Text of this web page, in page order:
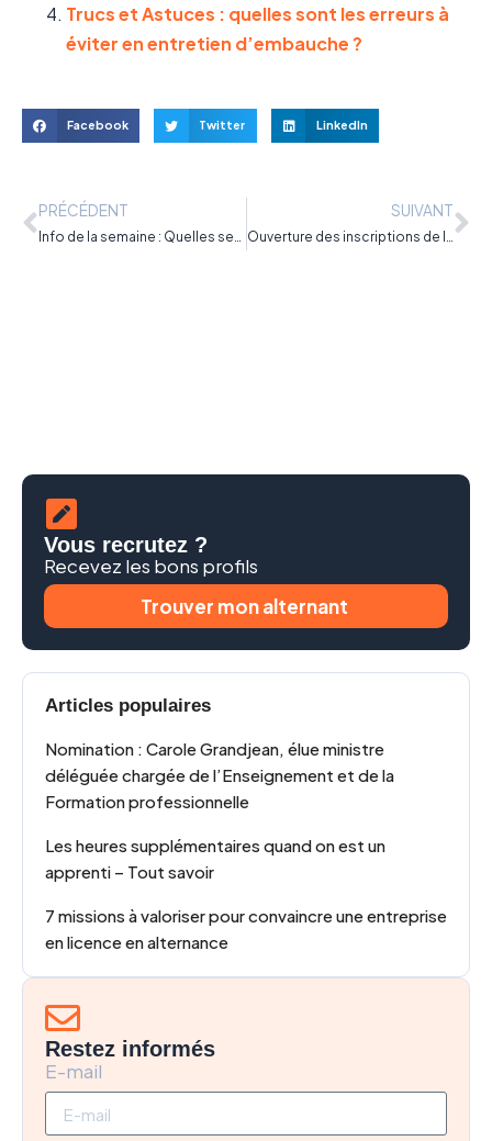
Trucs et Astuces : quelles sont les erreurs à
éviter en entretien d’embauche ?
Facebook Twitter LinkedIn
PRÉCÉDENT
Info de la semaine : Quelles seront les mesures pour les étudiants positifs au Covid-19 ?
SUIVANT
Ouverture des inscriptions de la 37e édition des “Meilleurs Apprentis de France”
Vous recrutez ?
Recevez les bons profils
Trouver mon alternant
Articles populaires
Nomination : Carole Grandjean, élue ministre
déléguée chargée de l’Enseignement et de la
Formation professionnelle
Les heures supplémentaires quand on est un
apprenti – Tout savoir
7 missions à valoriser pour convaincre une entreprise
en licence en alternance
Restez informés
E-mail